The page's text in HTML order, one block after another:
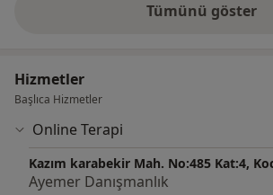
Tümünü göster
deneyim
Hizmetler
Başlıca Hizmetler
Online Terapi
Kazım karabekir Mah. No:485 Kat:4,
Ayemer Danışmanlık